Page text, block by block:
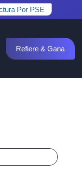
Por PSE
Refiere & Gana